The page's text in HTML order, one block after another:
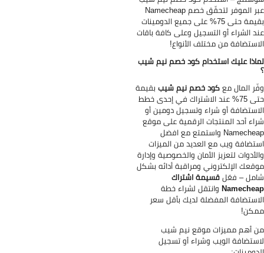
عبر الموفر لتحقّق خصم Namecheap
بقيمة حتى 75% على جميع الدومينات
الشراء أو التسجيل وعلى كافة باقات
من مختلف الأنواع!
عليك استخدام كود خصم نيم شيب
المال معكود خصم نيم شيببقيمة
حتى 75% عند الاشتراك في إحدى خطط
أو شراء وتسجيل دومين أو
أحد المنتجات الرقمية على موقع
Namecheap واستمتع مع افضل
ويب مع العديد من الميزات
لتعزيز الأمان والخصوصية وإدارة
الإلكتروني ومراقبة أدائه بشكل
– فعّلقسيمة اشتراك
وانتقل لشراء خطة
المفضلة لديك بأقل سعر
أهم مميزات موقع نيم شيب
الويب وشراء أو تسجيل